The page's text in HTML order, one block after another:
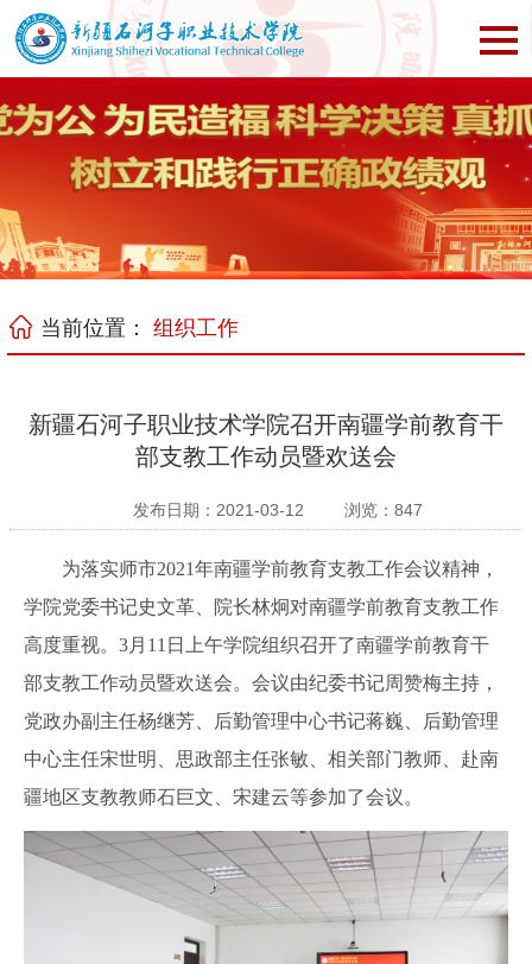
当前位置：组织工作
新疆石河子职业技术学院召开南疆学前教育干
部支教工作动员暨欢送会
发布日期：2021-03-12 浏览： 847
为落实师市2021年南疆学前教育支教工作会议精神，
学院党委书记史文革、院长林炯对南疆学前教育支教工作
高度重视。3月11日上午学院组织召开了南疆学前教育干
部支教工作动员暨欢送会。会议由纪委书记周赞梅主持，
党政办副主任杨继芳、后勤管理中心书记蒋巍、后勤管理
中心主任宋世明、思政部主任张敏、相关部门教师、赴南
疆地区支教教师石巨文、宋建云等参加了会议。